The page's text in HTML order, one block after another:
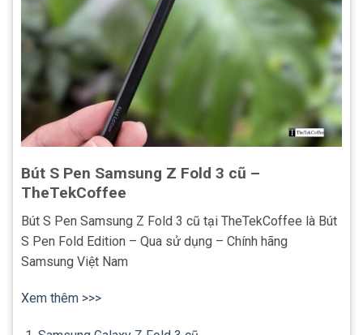
Bút S Pen Samsung Z Fold 3 cũ –
TheTekCoffee
Bút S Pen Samsung Z Fold 3 cũ tại TheTekCoffee là Bút
S Pen Fold Edition – Qua sử dụng – Chính hãng
Samsung Việt Nam
Xem thêm >>>